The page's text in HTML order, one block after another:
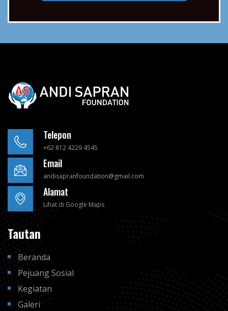
Telepon
+62 812 4229 4545
Email
andisapranfoundation@gmail.com
Alamat
Lihat di Google Maps
Tautan
Beranda
Pejuang Sosial
Kegiatan
Galeri